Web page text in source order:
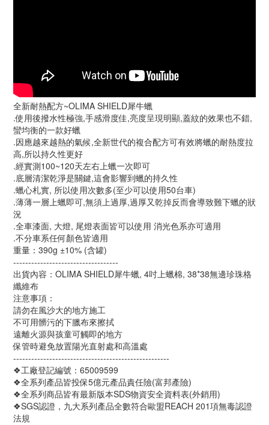
全新耐熱配方~OLIMA SHIELD犀牛蠟
.使用後撥水性極強,手感滑度佳,亮度呈現明顯,蓋紋的效果也不錯,
蠻均衡的一款好蠟
.因應越來越熱的氣候,全新世代的複合配方可有效將蠟的耐熱度拉
高,所以持久性更好
.經實測100~120天左右上蠟一次即可
.底層清潔乾淨是關鍵,這會影響到蠟的持久性
.蠟心札實, 所以使用次數多(至少可以使用50台車)
.薄薄一層上蠟即可,無須上過厚,過厚又乾掉反而會導致難下蠟的狀
況
.全車漆面, 大燈, 尾燈表面皆可以使用 消光色系亦可適用
.不分車系任何顏色皆適用
重量：390g ±10% (含罐)
-----------------------------------
出貨內容：OLIMA SHIELD犀牛蠟, 4吋上蠟棉, 38*38無邊珍珠格
纖維布
注意事項：
請勿在風沙大的地方施工
不可用髒污的下臘布來擦拭
遠離火源與孩童可觸即的地方
保管時避免放置陽光直射處和高溫處
----------------------------------------------------
❖工廠登記編號：65009599
❖全系列產品皆投保5億元產品責任險(富邦產險)
❖全系列商品皆有最新版本SDS物資安全資料表(外銷用)
❖SGS認證，九大系列產品全數符合歐盟REACH 201項無毒認證
法規